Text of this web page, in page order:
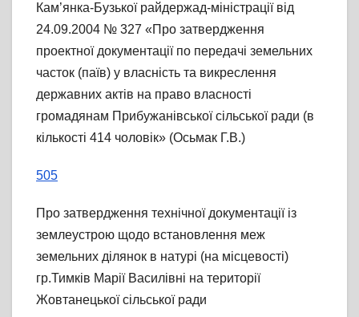
Кам’янка-Бузької райдержад-міністрації від
24.09.2004 № 327 «Про затвердження
проектної документації по передачі земельних
часток (паїв) у власність та викреслення
державних актів на право власності
громадянам Прибужанівської сільської ради (в
кількості 414 чоловік» (Осьмак Г.В.)
505
Про затвердження технічної документації із
землеустрою щодо встановлення меж
земельних ділянок в натурі (на місцевості)
гр.Тимків Марії Василівні на території
Жовтанецької сільської ради